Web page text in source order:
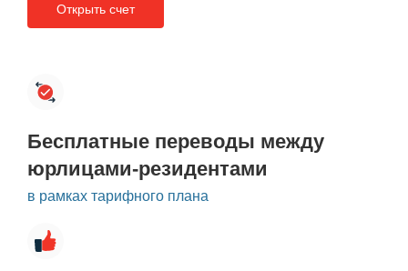
Открыть счет
Бесплатные переводы между
юрлицами-резидентами
в рамках тарифного плана